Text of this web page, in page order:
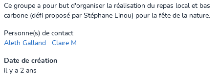
Ce groupe a pour but d'organiser la réalisation du repas local et bas
carbone (défi proposé par Stéphane Linou) pour la fête de la nature.
Personne(s) de contact
Aleth Galland
Claire M
Date de création
il y a 2 ans